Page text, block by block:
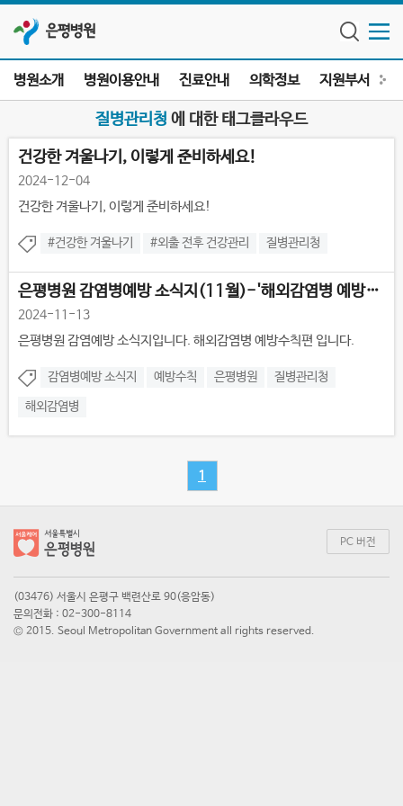
은평병원
병원소개 병원이용안내 진료안내 의학정보 지원부서
질병관리청 에 대한 태그클라우드
건강한 겨울나기, 이렇게 준비하세요!
2024-12-04
건강한 겨울나기, 이렇게 준비하세요!
#건강한 겨울나기 #외출 전후 건강관리 질병관리청
은평병원 감염병예방 소식지(11월)-'해외감염병 예방수칙 편'
2024-11-13
은평병원 감염예방 소식지입니다. 해외감염병 예방수칙편 입니다.
감염병예방 소식지 예방수칙 은평병원 질병관리청
해외감염병
1
PC 버전
(03476) 서울시 은평구 백련산로 90(응암동)
문의전화 : 02-300-8114
© 2015. Seoul Metropolitan Government all rights reserved.